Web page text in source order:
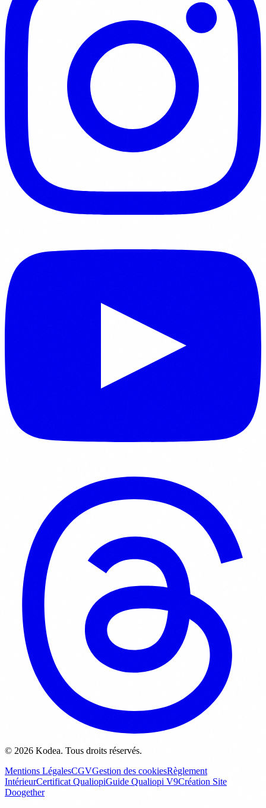
© 2026 Kodea. Tous droits réservés.
Mentions LégalesCGVGestion des cookiesRèglement
IntérieurCertificat QualiopiGuide Qualiopi V9Création Site
Doogether